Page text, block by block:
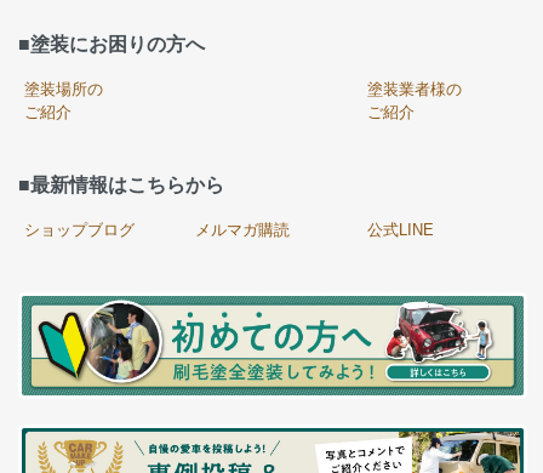
■塗装にお困りの方へ
塗装場所の
ご紹介
塗装業者様の
ご紹介
■最新情報はこちらから
ショップブログ メルマガ購読 公式LINE